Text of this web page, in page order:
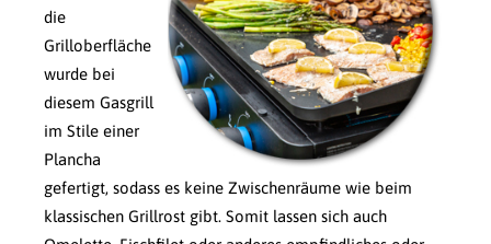
die
Grilloberfläche
wurde bei
diesem Gasgrill
im Stile einer
Plancha
gefertigt, sodass es keine Zwischenräume wie beim
klassischen Grillrost gibt. Somit lassen sich auch